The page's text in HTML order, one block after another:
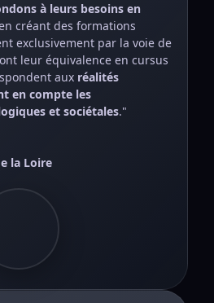
à leurs besoins en
créant des formations
exclusivement par la voie de
leur équivalence en cursus
aux réalités
en compte les
et sociétales."
la Loire